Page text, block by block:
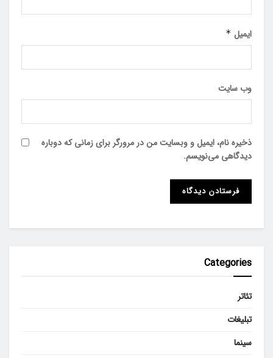
ایمیل *
وب‌ سایت
ذخیره نام، ایمیل و وبسایت من در مرورگر برای زمانی که دوباره
دیدگاهی می‌نویسم.
Categories
تئاتر
تبلیغات
سینما